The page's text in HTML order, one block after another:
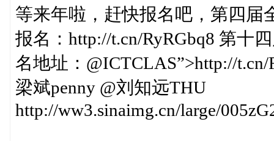
等来年啦，赶快报名吧，第四届
报名：http://t.cn/RyRGbq8 第十
名地址：@ICTCLAS”>http://
梁斌penny @刘知远THU
http://ww3.sinaimg.cn/large/